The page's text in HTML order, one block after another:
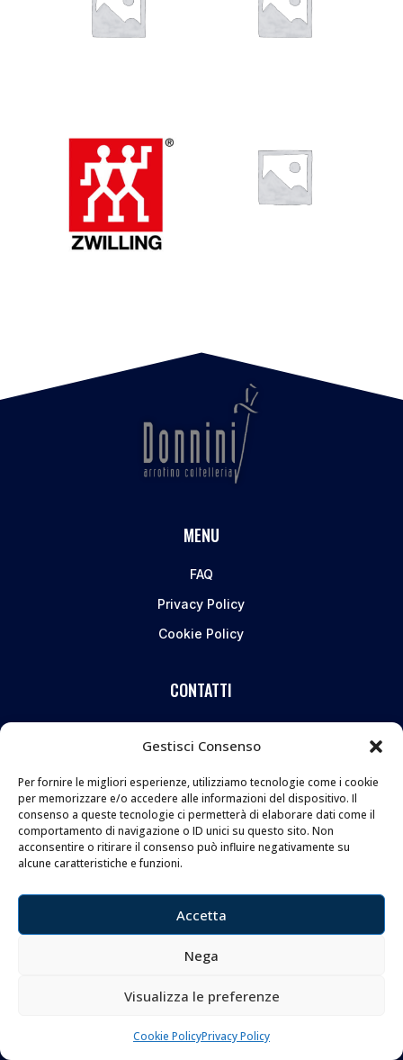
Gestisci Consenso
Per fornire le migliori esperienze, utilizziamo tecnologie come i cookie
per memorizzare e/o accedere alle informazioni del dispositivo. Il
consenso a queste tecnologie ci permetterà di elaborare dati come il
comportamento di navigazione o ID unici su questo sito. Non
acconsentire o ritirare il consenso può influire negativamente su
alcune caratteristiche e funzioni.
Accetta
Nega
Visualizza le preferenze
Cookie PolicyPrivacy Policy
MENU
FAQ
Privacy Policy
Cookie Policy
CONTATTI
di Leonardo e Silvia Donnini
Via Giovanni Lanza, 70 – 50136 FIRENZE
Telefono e WhatsApp:055 661 438
Email:
info@donninicoltelleria.it
FOLLOW
Copyright © 2026 Coltelleria Donnini. All Rights
Reserved.